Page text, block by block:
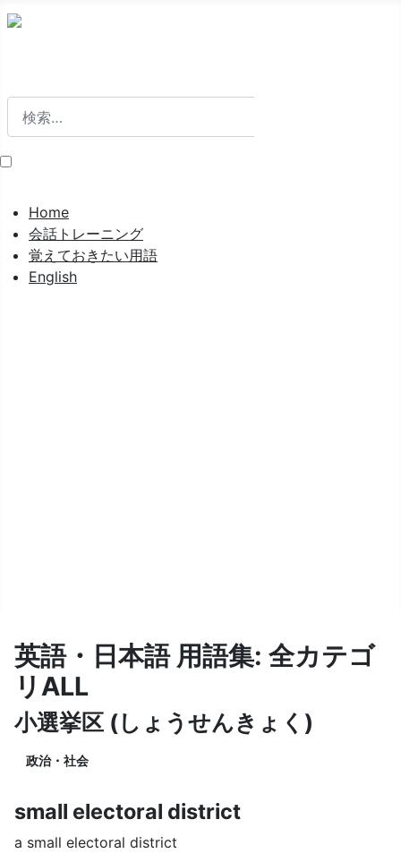
Home
会話トレーニング
覚えておきたい用語
English
英語・日本語 用語集: 全カテゴ
リALL
小選挙区 (しょうせんきょく)
政治・社会
small electoral district
a small electoral district